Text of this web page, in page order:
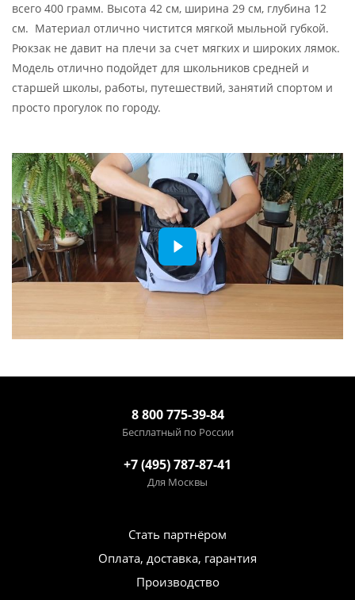
всего 400 грамм. Высота 42 см, ширина 29 см, глубина 12
см. Материал отлично чистится мягкой мыльной губкой.
Рюкзак не давит на плечи за счет мягких и широких лямок.
Модель отлично подойдет для школьников средней и
старшей школы, работы, путешествий, занятий спортом и
просто прогулок по городу.
8 800 775-39-84
Бесплатный по России
+7 (495) 787-87-41
Для Москвы
Стать партнёром
Оплата, доставка, гарантия
Производство